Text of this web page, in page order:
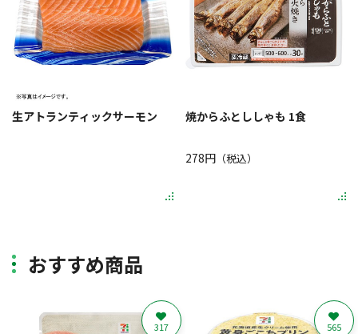
生アトランティックサーモン 焼からふとししゃも 1食
278円（税込）
おすすめ商品
317 565